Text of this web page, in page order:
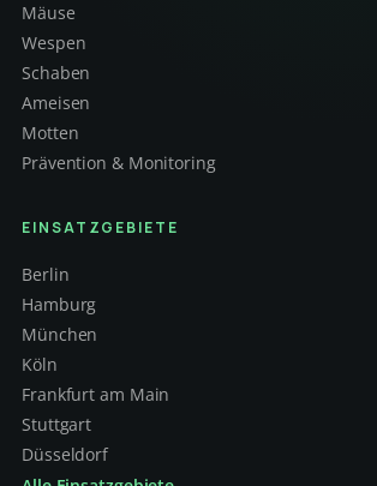
Mäuse
Wespen
Schaben
Ameisen
Motten
Prävention & Monitoring
EINSATZGEBIETE
Berlin
Hamburg
München
Köln
Frankfurt am Main
Stuttgart
Düsseldorf